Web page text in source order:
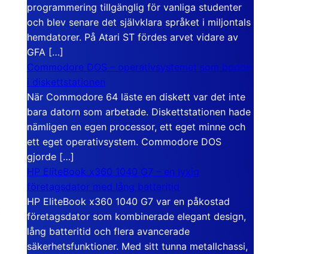
programmering tillgänglig för vanliga studenter
och blev senare det självklara språket i miljontals
hemdatorer. På Atari ST fördes arvet vidare av
GFA […]
Commodore DOS – operativsystemet som bodde
i diskettstationen
När Commodore 64 läste en diskett var det inte
bara datorn som arbetade. Diskettstationen hade
nämligen en egen processor, ett eget minne och
ett eget operativsystem. Commodore DOS
gjorde […]
HP EliteBook x360 1040 G7 – en lyxig
företagsdator med lång batteritid
HP EliteBook x360 1040 G7 var en påkostad
företagsdator som kombinerade elegant design,
lång batteritid och flera avancerade
säkerhetsfunktioner. Med sitt tunna metallchassi,